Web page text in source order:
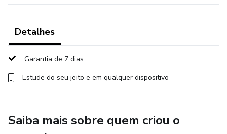
✔️Todas as aulas são gravadas para você assistir quantas
Detalhes
Garantia de 7 dias
Estude do seu jeito e em qualquer dispositivo
Saiba mais sobre quem criou o